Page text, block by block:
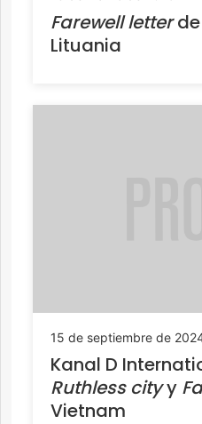
Farewell letterde
Lituania
15 de septiembre de
Kanal D
Ruthless cityy
Vietnam